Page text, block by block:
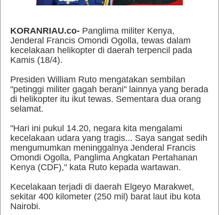
KORANRIAU.co- Panglima militer Kenya,
Jenderal Francis Omondi Ogolla, tewas dalam
kecelakaan helikopter di daerah terpencil pada
Kamis (18/4).
Presiden William Ruto mengatakan sembilan
"petinggi militer gagah berani" lainnya yang berada
di helikopter itu ikut tewas. Sementara dua orang
selamat.
"Hari ini pukul 14.20, negara kita mengalami
kecelakaan udara yang tragis... Saya sangat sedih
mengumumkan meninggalnya Jenderal Francis
Omondi Ogolla, Panglima Angkatan Pertahanan
Kenya (CDF)," kata Ruto kepada wartawan.
Kecelakaan terjadi di daerah Elgeyo Marakwet,
sekitar 400 kilometer (250 mil) barat laut ibu kota
Nairobi.